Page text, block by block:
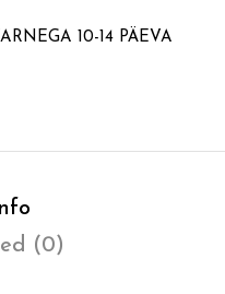
TARNEGA 10-14 PÄEVA
(0)